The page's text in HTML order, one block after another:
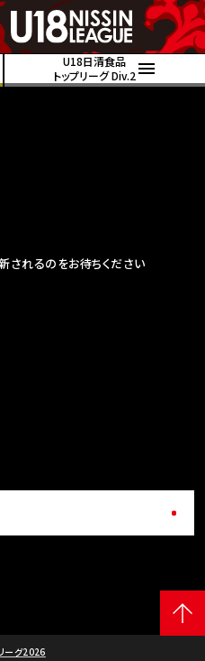
U18日清食品
トップリーグ Div.2
れるのをお待ちください
ーグ2026